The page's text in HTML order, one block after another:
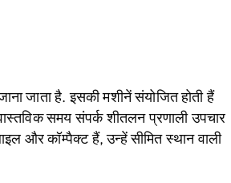
जाता है. इसकी मशीनें संयोजित होती हैं
समय संपर्क शीतलन प्रणाली उपचार
और कॉम्पैक्ट हैं, उन्हें सीमित स्थान वाली